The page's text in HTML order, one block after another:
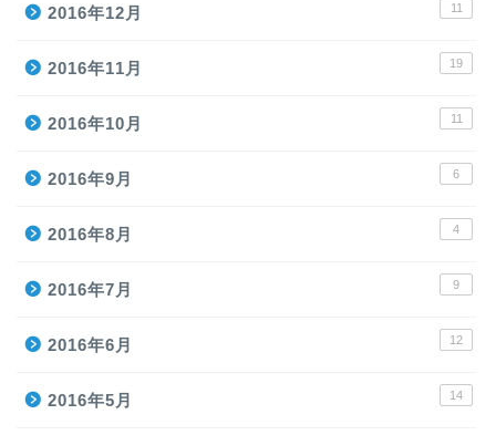
2016年12月 11
2016年11月 19
2016年10月 11
2016年9月 6
2016年8月 4
2016年7月 9
2016年6月 12
2016年5月 14